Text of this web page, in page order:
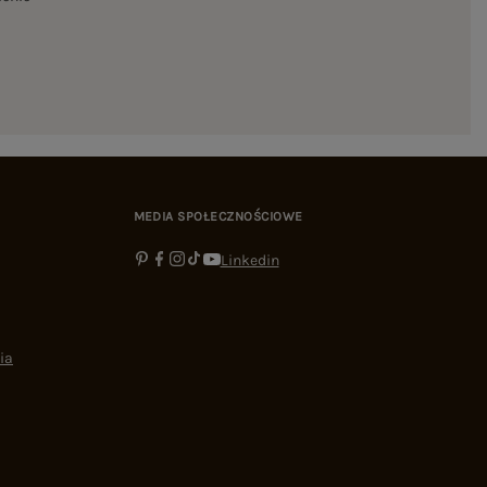
MEDIA SPOŁECZNOŚCIOWE
Linkedin